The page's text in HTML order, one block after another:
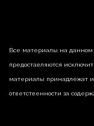
Все материалы на данном
предоставляются
материалы принадлежат
ответственности за